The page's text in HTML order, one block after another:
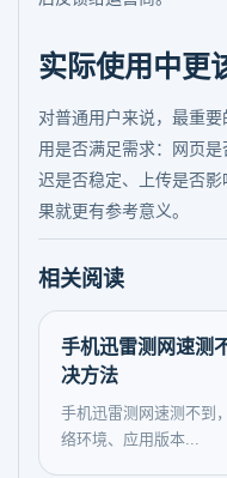
实际使用中更
对普通用户来说，最重
用是否满足需求：网页
迟是否稳定、上传是否
果就更有参考意义。
相关阅读
手机迅雷测网速测
决方法
手机迅雷测网速测不到
络环境、应用版本...